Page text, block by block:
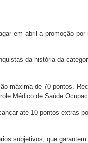
em abril a promoção
da história da
máxima de 70 pontos.
Médico de Saúde
até 10 pontos extras
subjetivos, que